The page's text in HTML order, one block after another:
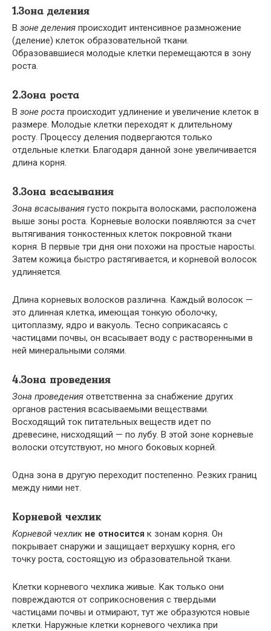
1.Зона деления
В зоне деления происходит интенсивное размножение
(деление) клеток образовательной ткани.
Образовавшиеся молодые клетки перемещаются в зону
роста.
2.Зона роста
В зоне роста происходит удлинение и увеличение клеток в
размере. Молодые клетки переходят к длительному
росту. Процессу деления подвергаются только
отдельные клетки. Благодаря данной зоне увеличивается
длина корня.
3.Зона всасывания
Зона всасывания густо покрыта волосками, расположена
выше зоны роста. Корневые волоски появляются за счет
вытягивания тонкостенных клеток покровной ткани
корня. В первые три дня они похожи на простые наросты.
Затем кожица быстро растягивается, и корневой волосок
удлиняется.
Длина корневых волосков различна. Каждый волосок —
это длинная клетка, имеющая тонкую оболочку,
цитоплазму, ядро и вакуоль. Тесно соприкасаясь с
частицами почвы, он всасывает воду с растворенными в
ней минеральными солями.
4.Зона проведения
Зона проведения ответственна за снабжение других
органов растения всасываемыми веществами.
Восходящий ток питательных веществ идет по
древесине, нисходящий — по лубу. В этой зоне корневые
волоски отсутствуют, но много боковых корней.
Одна зона в другую переходит постепенно. Резких границ
между ними нет.
Корневой чехлик
Корневой чехлик не относится к зонам корня. Он
покрывает снаружи и защищает верхушку корня, его
точку роста, состоящую из образовательной ткани.
Клетки корневого чехлика живые. Как только они
повреждаются от соприкосновения с твердыми
частицами почвы и отмирают, тут же образуются новые
клетки. Наружные клетки корневого чехлика при